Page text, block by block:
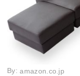
By:amazon.co.jp